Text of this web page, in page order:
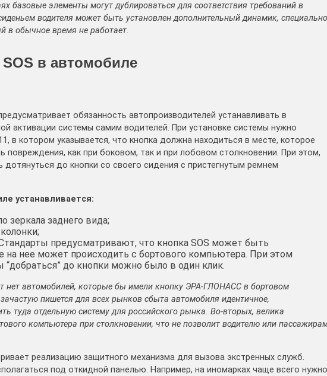
базовые элементы могут дублироваться для соответствия требований в
водителя может быть установлен дополнительный динамик, специально
в обычное время не работает.
SOS в автомобиле
обязанность автопроизводителей устанавливать в
активации системы самим водителей. При установке системы нужно
в котором указывается, что кнопка должна находиться в месте, которое
повреждения, как при боковом, так и при лобовом столкновении. При этом,
до кнопки со своего сидения с пристегнутым ремнем
устанавливается:
зеркала заднего вида;
предусматривают, что кнопка SOS может быть
на нее может происходить с бортового компьютера. При этом
до кнопки можно было в один клик.
нет автомобилей, которые бы имели кнопку ЭРА-ГЛОНАСС в бортовом
пишется для всех рынков сбыта автомобиля идентичное,
туда отдельную систему для российского рынка. Во-вторых, велика
компьютера при столкновении, что не позволит водителю или
реализацию защитного механизма для вызова экстренных служб.
под откидной панелью. Например, на иномарках чаще всего нужно